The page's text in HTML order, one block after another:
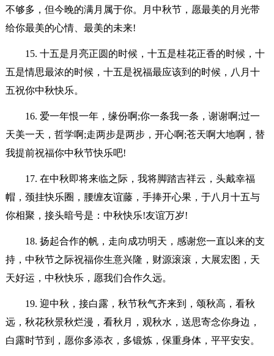
不够多，但今晚的满月属于你。月中秋节，愿最美的月光带
给你最美的心情、最美的未来!
15. 十五是月亮正圆的时候，十五是桂花正香的时候，十
五是情思最浓的时候，十五是祝福最应该到的时候，八月十
五祝你中秋快乐。
16. 爱一年恨一年，缘份啊;你一条我一条，谢谢啊;过一
天美一天，哲学啊;走两步是两步，开心啊;苍天啊大地啊，替
我提前祝福你中秋节快乐吧!
17. 在中秋即将来临之际，我将脚踏吉祥云，头戴幸福
帽，颈挂快乐圈，腰缠友谊藤，手捧开心果，于八月十五与
你相聚，接头暗号是：中秋快乐!友谊万岁!
18. 扬起合作的帆，走向成功明天，感谢您一直以来的支
持，中秋节之际祝福你生意兴隆，财源滚滚，大展宏图，天
天好运，中秋快乐，愿我们合作久远。
19. 迎中秋，接白露，秋节秋气齐来到，颂秋高，看秋
远，秋花秋景秋烂漫，看秋月，观秋水，送思寄念你身边，
白露时节到，愿你多添衣，多锻炼，保重身体，平平安安。